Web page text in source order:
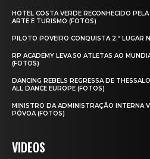
HOTEL COSTA VERDE RECONHECIDO
ARTE E TURISMO (FOTOS)
PILOTO POVEIRO CONQUISTA 2.º LUGAR
RP ACADEMY LEVA 50 ATLETAS AO
(FOTOS)
DANCING REBELS REGRESSA DE
ALL DANCE EUROPE (FOTOS)
MINISTRO DA ADMINISTRAÇÃO INTERNA
PÓVOA (FOTOS)
VIDEOS